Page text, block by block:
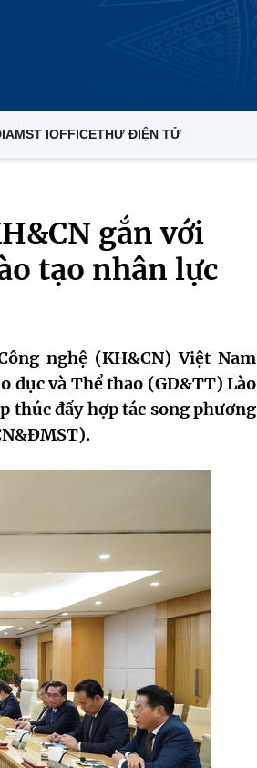
MST IOFFICETHƯ ĐIỆN TỬ
gắn với
tạo nhân lực
nghệ (KH&CN) Việt Nam
dục và Thể thao (GD&TT) Lào
đẩy hợp tác song phương